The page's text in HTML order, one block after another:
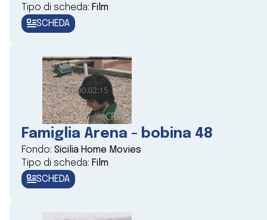
Tipo di scheda: Film
SCHEDA
Famiglia Arena - bobina 48
Fondo: Sicilia Home Movies
Tipo di scheda: Film
SCHEDA